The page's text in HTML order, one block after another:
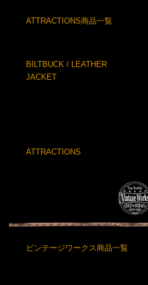
ATTRACTIONS商品一覧
BILTBUCK / LEATHER
JACKET
ATTRACTIONS
ビンテージワークス商品一覧